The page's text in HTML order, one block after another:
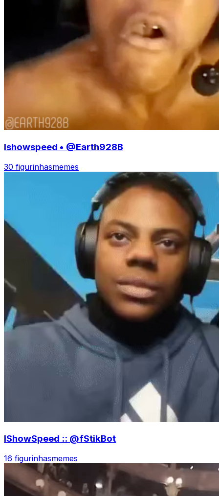
Ishowspeed • @Earth928B
30 figurinhasmemes
IShowSpeed :: @fStikBot
16 figurinhasmemes